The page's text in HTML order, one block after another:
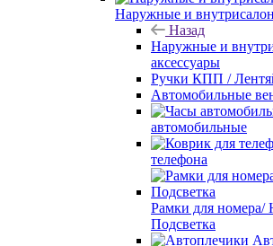
Наружные и
Назад
Наружные и
аксессуары
Ручки КПП /
Автомобильные
автомобильные
телефона
Рамки для номера/
Подсветка